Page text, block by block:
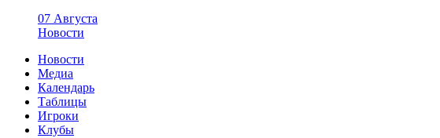
07 Августа
Новости
Новости
Медиа
Календарь
Таблицы
Игроки
Клубы